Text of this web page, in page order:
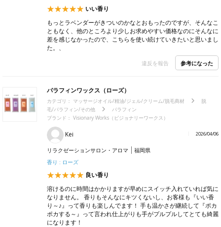
いい香り
もっとラベンダーがきついのかなとおもったのですが、そんなこ
ともなく、他のところより少しお求めやすい価格なのにそんなに
差を感じなかったので、こちらを使い続けていきたいと思いまし
た。、
違反を報告 参考になった
パラフィンワックス（ローズ）
カテゴリ： マッサージオイル/精油/ジェル/クリーム/脱毛商材
脱
毛/パラフィン/その他
パラフィン
ブランド： Visionary Works（ビジョナリーワークス）
Kei 2026/04/06
リラクゼーションサロン・アロマ
福岡県
香り : ローズ
良い香り
溶けるのに時間はかかりますが早めにスイッチ入れていれば気に
なりません。 香りもそんなにキツくないし、お客様も『いい香
り～♪』って香りも楽しんでます！ 手も温かさが継続して『ポカ
ポカする～』って言われ仕上がりも手がプルプルしてとても綺麗
になります！